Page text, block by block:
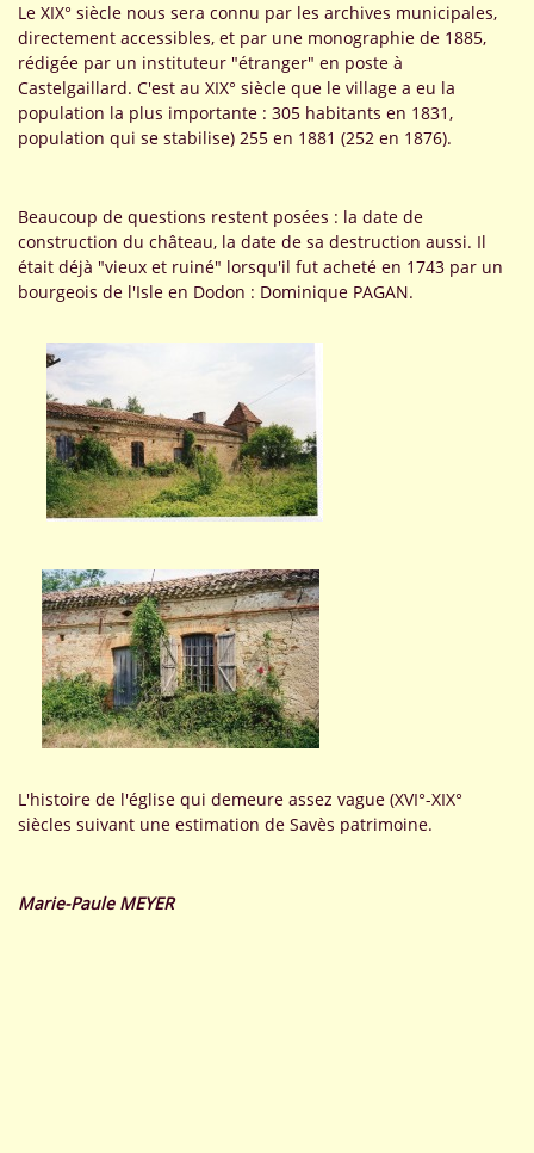
Le XIX° siècle nous sera connu par les archives municipales,
directement accessibles, et par une monographie de 1885,
rédigée par un instituteur "étranger" en poste à
Castelgaillard. C'est au XIX° siècle que le village a eu la
population la plus importante : 305 habitants en 1831,
population qui se stabilise) 255 en 1881 (252 en 1876).
Beaucoup de questions restent posées : la date de
construction du château, la date de sa destruction aussi. Il
était déjà "vieux et ruiné" lorsqu'il fut acheté en 1743 par un
bourgeois de l'Isle en Dodon : Dominique PAGAN.
L'histoire de l'église qui demeure assez vague (XVI°-XIX°
siècles suivant une estimation de Savès patrimoine.
Marie-Paule MEYER